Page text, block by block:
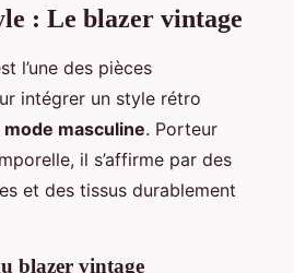
: Le blazer vintage
l’une des pièces
intégrer un style rétro
mode masculine. Porteur
il s’affirme par des
et des tissus durablement
blazer vintage